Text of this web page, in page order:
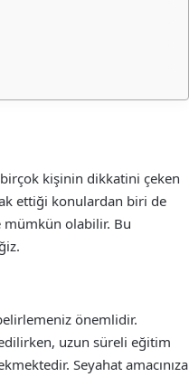
kişinin dikkatini çeken
ettiği konulardan biri de
mümkün olabilir. Bu
önemlidir.
uzun süreli eğitim
Seyahat amacınıza